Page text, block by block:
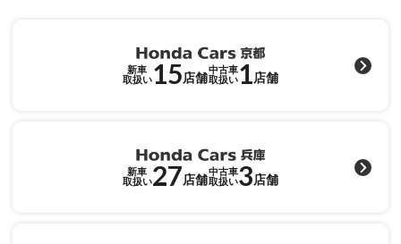
コーポレートサイト
新車
取扱い15店舗
中古車
取扱い1店舗
新車
取扱い27店舗
中古車
取扱い3店舗